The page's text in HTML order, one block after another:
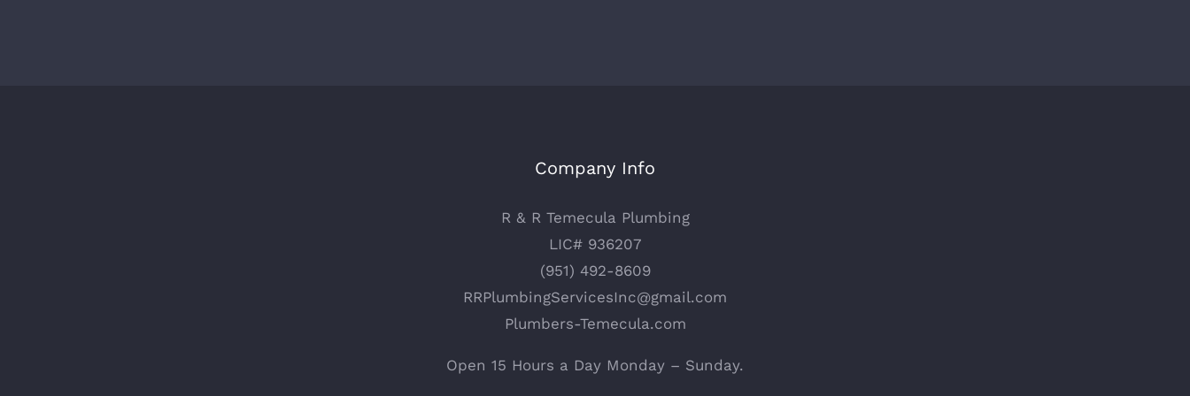
Company Info
R & R Temecula Plumbing
LIC# 936207
(951) 492-8609
RRPlumbingServicesInc@gmail.com
Plumbers-Temecula.com
Open 15 Hours a Day Monday – Sunday.